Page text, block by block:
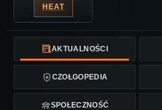
HEAT
AKTUALNOŚCI
CZOŁGOPEDIA
SPOŁECZNOŚĆ